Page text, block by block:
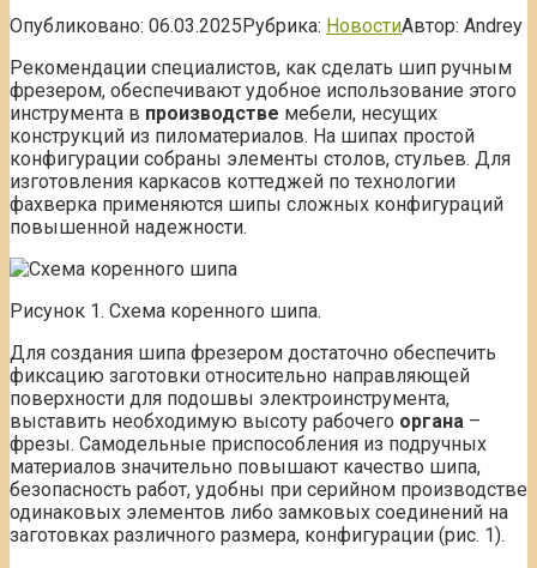
Опубликовано: 06.03.2025Рубрика: НовостиАвтор: Andrey
Рекомендации специалистов, как сделать шип ручным
фрезером, обеспечивают удобное использование этого
инструмента в производстве мебели, несущих
конструкций из пиломатериалов. На шипах простой
конфигурации собраны элементы столов, стульев. Для
изготовления каркасов коттеджей по технологии
фахверка применяются шипы сложных конфигураций
повышенной надежности.
Рисунок 1. Схема коренного шипа.
Для создания шипа фрезером достаточно обеспечить
фиксацию заготовки относительно направляющей
поверхности для подошвы электроинструмента,
выставить необходимую высоту рабочего органа –
фрезы. Самодельные приспособления из подручных
материалов значительно повышают качество шипа,
безопасность работ, удобны при серийном производстве
одинаковых элементов либо замковых соединений на
заготовках различного размера, конфигурации (рис. 1).